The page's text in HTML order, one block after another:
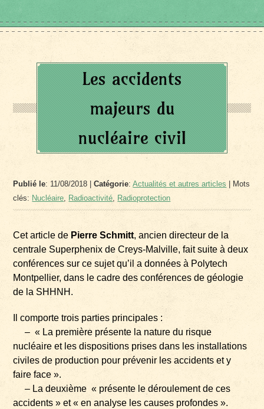
Les accidents
majeurs du
nucléaire civil
Publié le: 11/08/2018 |Catégorie:Actualités et autres articles | Mots
clés: Nucléaire, Radioactivité, Radioprotection
Cet article de Pierre Schmitt, ancien directeur de la
centrale Superphenix de Creys-Malville, fait suite à deux
conférences sur ce sujet qu’il a données à Polytech
Montpellier, dans le cadre des conférences de géologie
de la SHHNH.
Il comporte trois parties principales :
– « La première présente la nature du risque
nucléaire et les dispositions prises dans les installations
civiles de production pour prévenir les accidents et y
faire face ».
– La deuxième « présente le déroulement de ces
accidents » et « en analyse les causes profondes ».